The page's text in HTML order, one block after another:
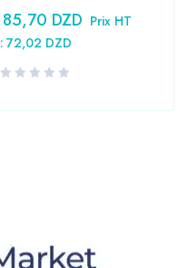
85,70 DZD Prix HT
: 72,02 DZD